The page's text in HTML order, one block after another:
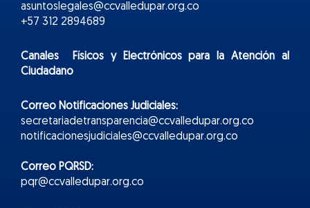
asuntoslegales@ccvalledupar.org.co
+57 312 2894689
Canales Físicos yElectrónicospara la Atención al
Ciudadano
Correo Notificaciones Judiciales:
secretariadetransparencia@ccvalledupar.org.co
notificacionesjudiciales@ccvalledupar.org.co
Correo PQRSD:
pqr@ccvalledupar.org.co